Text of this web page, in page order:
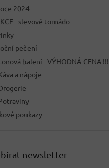
2024
- slevové tornádo
pečení
balení - VÝHODNÁ CENA !!!
a nápoje
poukazy
newsletter